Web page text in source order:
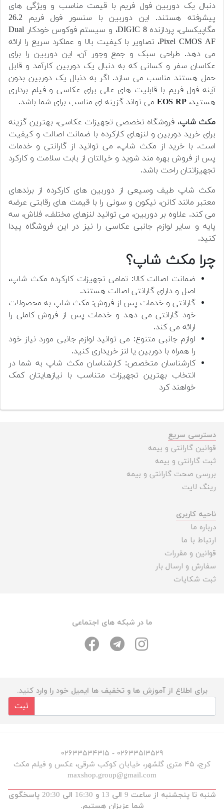
دنبال یک دوربین فول فریم با قیمت مناسب و ویژگی های
پیشرفته هستند. این دوربین با سنسور فول فریم 26.2
مگاپیکسلی، پردازنده DIGIC 8، و سیستم فوکوس خودکار Dual
Pixel CMOS AF، تصاویر با کیفیت بالا و عملکرد سریع را ارائه
می دهد. طراحی سبک و جمع وجور آن، این دوربین را برای
عکاسان سفر و کسانی که به دنبال یک دوربین کارآمد و قابل
حمل هستند مناسب می سازد. اگر به دنبال یک دوربین بدون
آینه فول فریم با قابلیت های عالی برای عکاسی و فیلم برداری
هستید، EOS RP می تواند گزینه ای مناسب برای شما باشد.
مکث شاپ، فروشگاه تخصصی تجهیزات عکاسی، بهترین گزینه
برای خرید دوربین و لنزهای کارکرده با ضمانت اصالت و کیفیت
است. با خرید از مکث شاپ، می توانید از گارانتی و خدمات
پس از فروش بهره مند شوید و خیالتان از بابت سلامت و کارکرد
تجهیزاتتان راحت باشد.
مکث شاپ طیف وسیعی از دوربین های کارکرده از برندهای
معتبر مانند کانن، نیکون و سونی را با قیمت های رقابتی عرضه
می کند. علاوه بر دوربین، می توانید لنزهای مختلف، فلاش، سه
پایه و سایر لوازم جانبی عکاسی را نیز در این فروشگاه پیدا
کنید.
چرا مکث شاپ؟
ضمانت اصالت کالا: تمامی تجهیزات کارکرده مکث شاپ،
اصل و دارای گارانتی اصالت هستند.
گارانتی و خدمات پس از فروش: مکث شاپ به محصولات
خود گارانتی می دهد و خدمات پس از فروش کاملی را
ارائه می کند.
لوازم جانبی متنوع: می توانید لوازم جانبی مورد نیاز خود
را همراه با دوربین یا لنز خریداری کنید.
کارشناسان متخصص: کارشناسان مکث شاپ به شما در
انتخاب بهترین تجهیزات متناسب با نیازهایتان کمک
خواهند کرد
دسترسی سریع
قوانین گارانتی و بیمه
ثبت گارانتی و بیمه
بررسی صحت گارانتی و بیمه
رینگ لایت
ناحیه کاربری
درباره ما
ارتباط با ما
قوانین و مقررات
سفارش و ارسال بار
ثبت شکایات
ما در شبکه های اجتماعی
برای اطلاع از آموزش ها و تخفیف ها ایمیل خود را وارد کنید.
ثبت
۰۲۶۳۳۵۱۳۵۲۹ - ۰۲۶۳۳۵۳۴۳۱۵
کرج، ۴۵ متری گلشهر، خیابان کوکب شرقی، عکس و فیلم مکث
maxshop.group@gmail.com
شنبه تا پنجشنبه از ساعت 9 الی 13 و 16:30 الی 20:30 پاسخگوی
شما عزیزان هستیم.